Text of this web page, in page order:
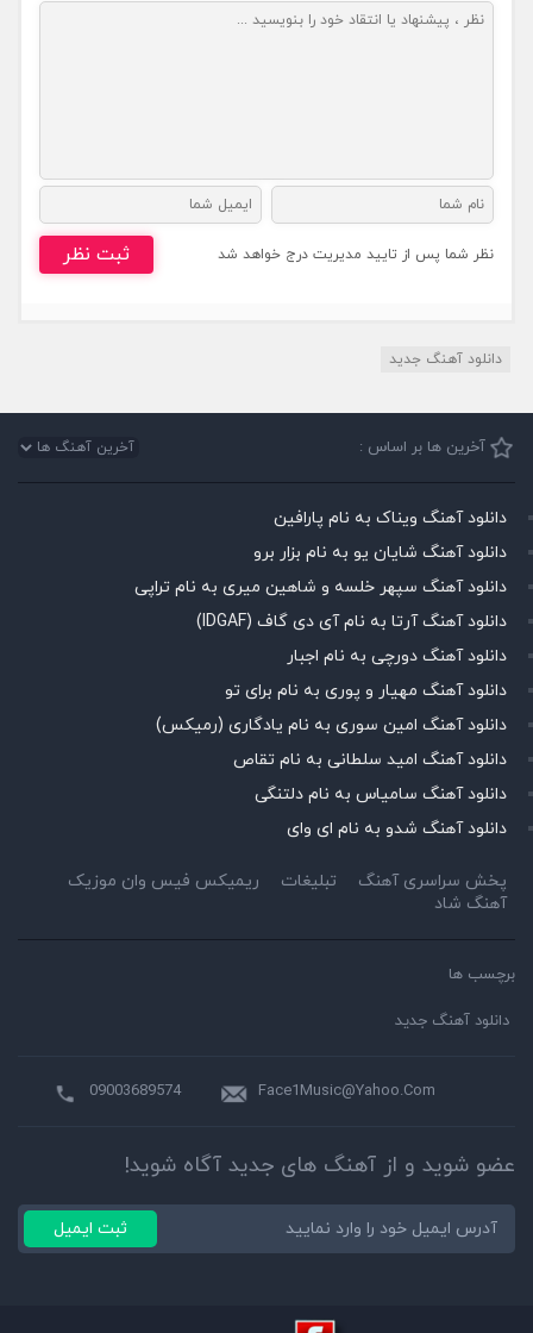
نظر شما پس از تایید مدیریت درج خواهد شد ثبت نظر
دانلود آهنگ جدید
آخرین ها بر اساس :
دانلود آهنگ ویناک به نام پارافین
دانلود آهنگ شایان یو به نام بزار برو
دانلود آهنگ سپهر خلسه و شاهین میری به نام تراپی
دانلود آهنگ آرتا به نام آی دی گاف (IDGAF)
دانلود آهنگ دورچی به نام اجبار
دانلود آهنگ مهیار و پوری به نام برای تو
دانلود آهنگ امین سوری به نام یادگاری (رمیکس)
دانلود آهنگ امید سلطانی به نام تقاص
دانلود آهنگ سامیاس به نام دلتنگی
دانلود آهنگ شدو به نام ای وای
پخش سراسری آهنگ تبلیغات
ریمیکس فیس وان موزیک
آهنگ شاد
برچسب ها
دانلود آهنگ جدید
Face1Music@Yahoo.Com
09003689574
عضو شوید و از آهنگ های جدید آگاه شوید!
ثبت ایمیل